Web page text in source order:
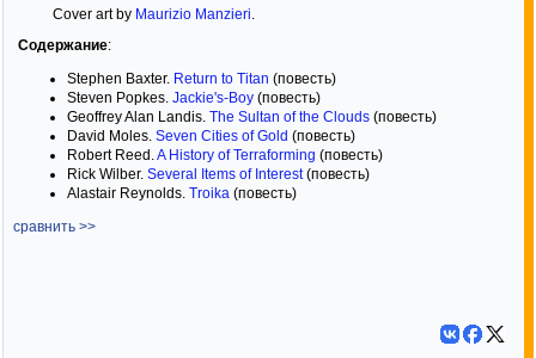
Cover art by Maurizio Manzieri.
Содержание:
Stephen Baxter. Return to Titan (повесть)
Steven Popkes. Jackie's-Boy (повесть)
Geoffrey Alan Landis. The Sultan of the Clouds (повесть)
David Moles. Seven Cities of Gold (повесть)
Robert Reed.A History of Terraforming (повесть)
Rick Wilber. Several Items of Interest(повесть)
Alastair Reynolds. Troika (повесть)
сравнить >>